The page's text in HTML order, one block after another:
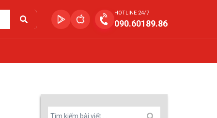
HOTLINE 24/7
090.60189.86